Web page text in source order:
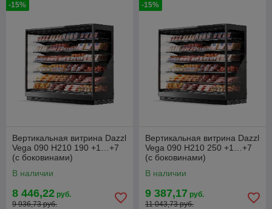
-15%
Вертикальная витрина Dazzl
Vega 090 H210 190 +1…+7
(с боковинами)
В наличии
8 446,22 руб.
9 936,73 руб.
-15%
Вертикальная витрина Dazzl
Vega 090 H210 250 +1…+7
(с боковинами)
В наличии
9 387,17 руб.
11 043,73 руб.